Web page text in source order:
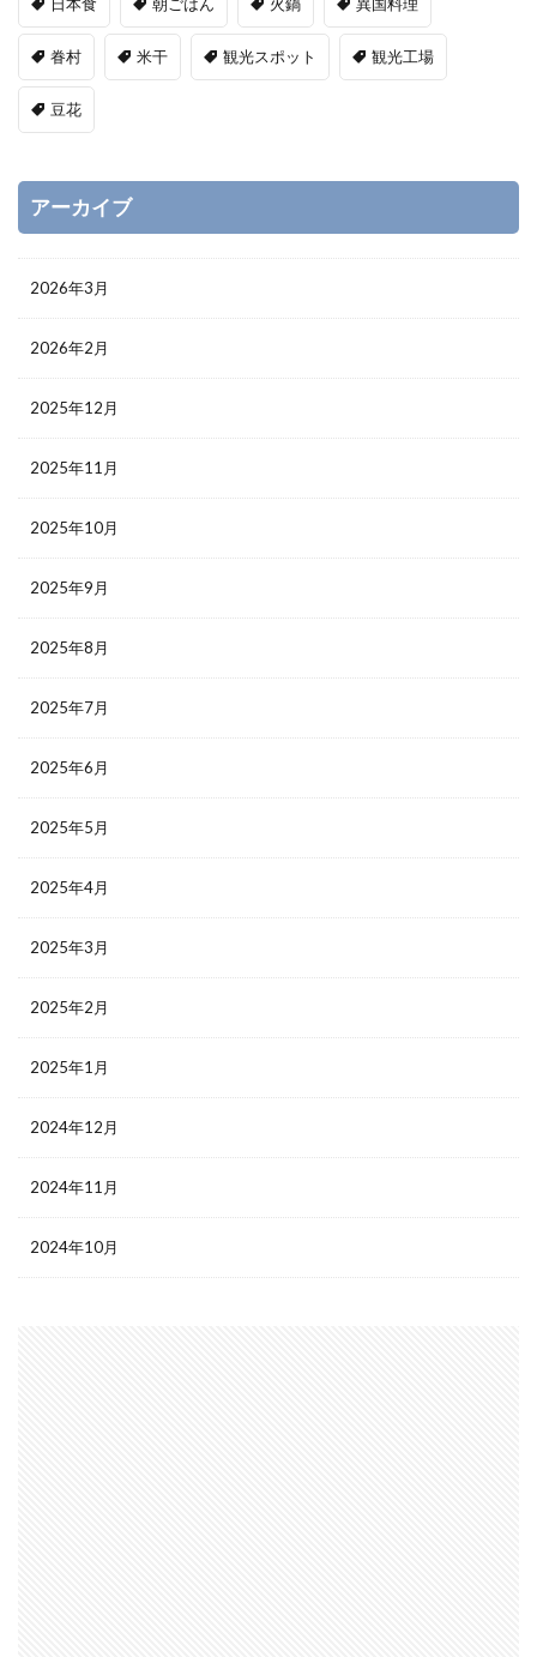
眷村 米干 観光スポット 観光工場
豆花
アーカイブ
2026年3月
2026年2月
2025年12月
2025年11月
2025年10月
2025年9月
2025年8月
2025年7月
2025年6月
2025年5月
2025年4月
2025年3月
2025年2月
2025年1月
2024年12月
2024年11月
2024年10月